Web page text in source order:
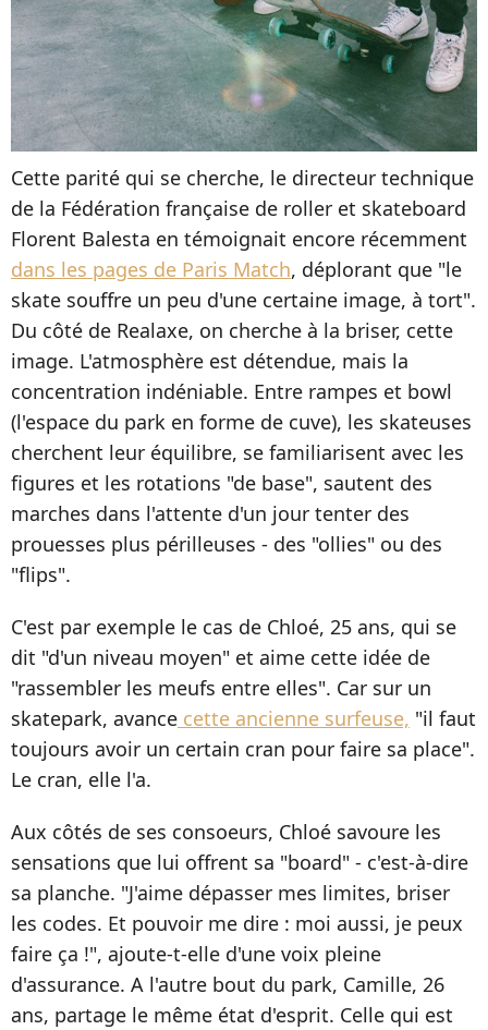
Cette parité qui se cherche, le directeur technique
de la Fédération française de roller et skateboard
Florent Balesta en témoignait encore récemment
dans les pages de Paris Match, déplorant que "le
skate souffre un peu d'une certaine image, à tort".
Du côté de Realaxe, on cherche à la briser, cette
image. L'atmosphère est détendue, mais la
concentration indéniable. Entre rampes et bowl
(l'espace du park en forme de cuve), les skateuses
cherchent leur équilibre, se familiarisent avec les
figures et les rotations "de base", sautent des
marches dans l'attente d'un jour tenter des
prouesses plus périlleuses - des "ollies" ou des
"flips".
C'est par exemple le cas de Chloé, 25 ans, qui se
dit "d'un niveau moyen" et aime cette idée de
"rassembler les meufs entre elles". Car sur un
skatepark, avance cette ancienne surfeuse, "il faut
toujours avoir un certain cran pour faire sa place".
Le cran, elle l'a.
Aux côtés de ses consoeurs, Chloé savoure les
sensations que lui offrent sa "board" - c'est-à-dire
sa planche. "J'aime dépasser mes limites, briser
les codes. Et pouvoir me dire : moi aussi, je peux
faire ça !", ajoute-t-elle d'une voix pleine
d'assurance. A l'autre bout du park, Camille, 26
ans, partage le même état d'esprit. Celle qui est